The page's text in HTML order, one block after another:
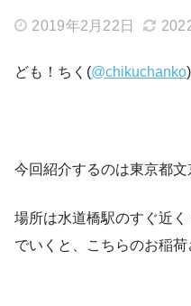
2019年2月22日
ども！ちく(@chikuchanko
今回紹介するのは東京都文
場所は水道橋駅のすぐ近
でいくと、こちらのお稲